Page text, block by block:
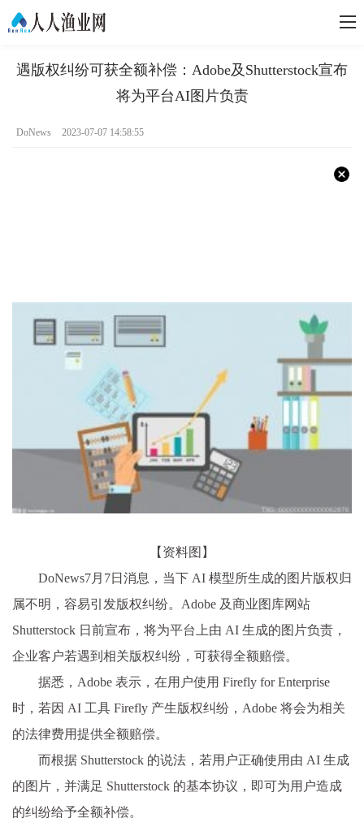
遇版权纠纷可获全额补偿：Adobe及Shutterstock宣布
将为平台AI图片负责
DoNews 2023-07-07 14:58:55
【资料图】
DoNews7月7日消息，当下 AI 模型所生成的图片版权归
属不明，容易引发版权纠纷。Adobe 及商业图库网站
Shutterstock 日前宣布，将为平台上由 AI 生成的图片负责，
企业客户若遇到相关版权纠纷，可获得全额赔偿。
据悉，Adobe 表示，在用户使用 Firefly for Enterprise
时，若因 AI 工具 Firefly 产生版权纠纷，Adobe 将会为相关
的法律费用提供全额赔偿。
而根据 Shutterstock 的说法，若用户正确使用由 AI 生成
的图片，并满足 Shutterstock 的基本协议，即可为用户造成
的纠纷给予全额补偿。